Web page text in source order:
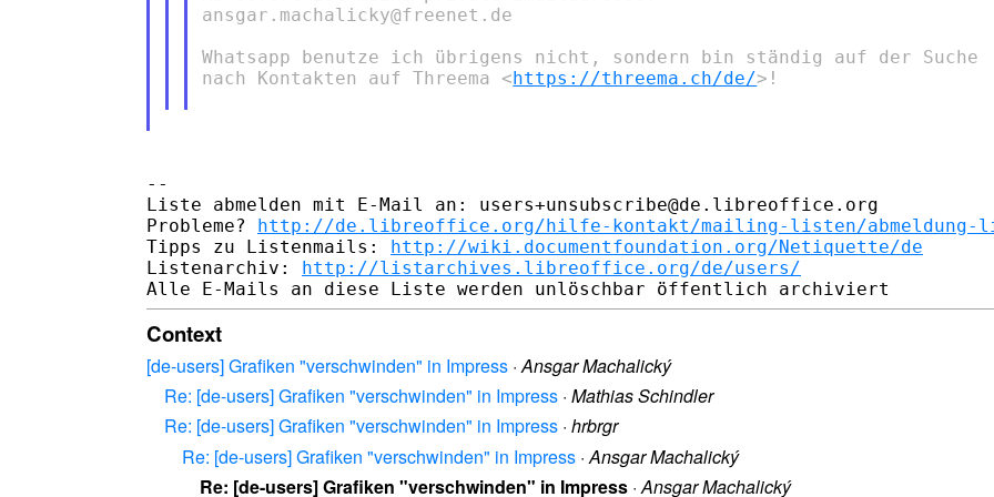
ansgar.machalicky@freenet.de
Whatsapp benutze ich übrigens nicht, sondern bin ständig auf der Suche
nach Kontakten auf Threema <https://threema.ch/de/>!
--
Liste abmelden mit E-Mail an: users+unsubscribe@de.libreoffice.org
Probleme? http://de.libreoffice.org/hilfe-kontakt/mailing-listen/abmeldung-
Tipps zu Listenmails: http://wiki.documentfoundation.org/Netiquette/de
Listenarchiv: http://listarchives.libreoffice.org/de/users/
Context
[de-users] Grafiken "verschwinden" in Impress ·Ansgar Machalický
Re: [de-users] Grafiken "verschwinden" in Impress · Mathias Schindler
Re: [de-users] Grafiken "verschwinden" in Impress · hrbrgr
Re: [de-users] Grafiken "verschwinden" in Impress ·Ansgar Machalický
Re: [de-users] Grafiken "verschwinden" in Impress ·Ansgar Machalický